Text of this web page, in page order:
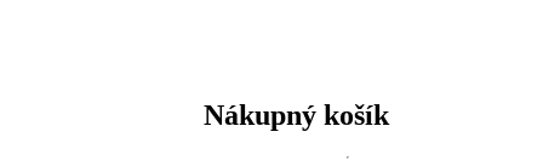
Nákupný košík